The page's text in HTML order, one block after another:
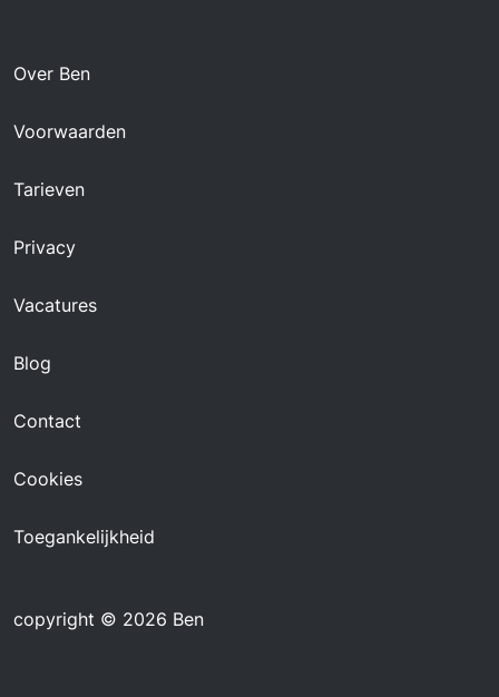
Over Ben
Voorwaarden
Tarieven
Privacy
Vacatures
Blog
Contact
Cookies
Toegankelijkheid
copyright © 2026 Ben